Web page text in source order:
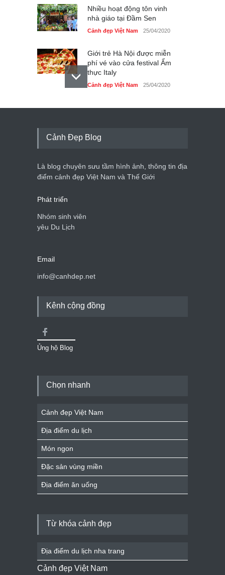
Nhiều hoạt động tôn vinh
nhà giáo tại Đầm Sen
Cảnh đẹp Việt Nam 25/04/2020
Giới trẻ Hà Nội được miễn
phí vé vào cửa festival Ẩm
thực Italy
Cảnh đẹp Việt Nam 25/04/2020
Tam giác mạch khoe sắc
du lịch quốc gia
Cảnh đẹp Việt Nam 24/04/2020
Cảnh Đẹp Blog
Là blog chuyên sưu tầm hình ảnh, thông tin địa
điểm cảnh đẹp Việt Nam và Thế Giới
Phát triển
Nhóm sinh viên
yêu Du Lịch
Email
info@canhdep.net
Kênh cộng đồng
Ủng hộ Blog
Chọn nhanh
Cảnh đẹp Việt Nam
Địa điểm du lịch
Món ngon
Đặc sản vùng miền
Địa điểm ăn uống
Từ khóa cảnh đẹp
Địa điểm du lịch nha trang
Cảnh đẹp Việt Nam